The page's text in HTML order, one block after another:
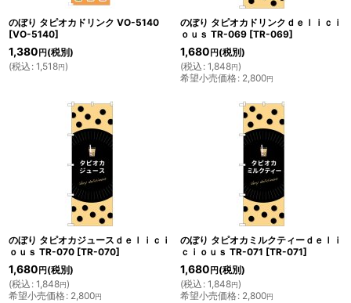
のぼり タピオカドリンク VO-5140
[VO-5140]
1,380 円 (税別)
(税込 : 1,518円)
のぼり タピオカドリンクｄｅｌｉｃｉ
ｏｕｓ TR-069 [TR-069]
1,680 円 (税別)
(税込 : 1,848円)
希望小売価格: 2,800円
のぼり タピオカジュースｄｅｌｉｃｉ
ｏｕｓ TR-070 [TR-070]
1,680 円 (税別)
(税込 : 1,848円)
希望小売価格: 2,800円
のぼり タピオカミルクティーｄｅｌｉ
ｃｉｏｕｓ TR-071 [TR-071]
1,680 円 (税別)
(税込 : 1,848円)
希望小売価格: 2,800円